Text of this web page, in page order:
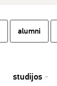
alumni
studijos